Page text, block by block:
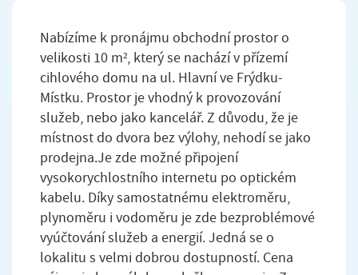
Nabízíme k pronájmu obchodní prostor o
velikosti 10 m², který se nachází v přízemí
cihlového domu na ul. Hlavní ve Frýdku-
Místku. Prostor je vhodný k provozování
služeb, nebo jako kancelář. Z důvodu, že je
místnost do dvora bez výlohy, nehodí se jako
prodejna.Je zde možné připojení
vysokorychlostního internetu po optickém
kabelu. Díky samostatnému elektroměru,
plynoměru i vodoměru je zde bezproblémové
vyúčtování služeb a energií. Jedná se o
lokalitu s velmi dobrou dostupností. Cena